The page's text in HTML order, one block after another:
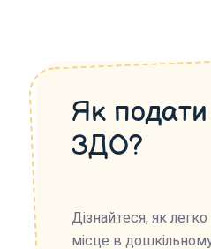
Як
ЗДО?
Дізнайтеся, як
місце в